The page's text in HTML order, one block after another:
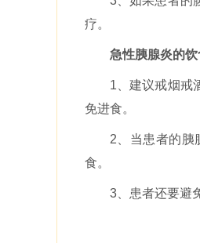
疗。
急性胰腺炎的
1、建议戒烟戒
免进食。
2、当患者的胰
食。
3、患者还要避